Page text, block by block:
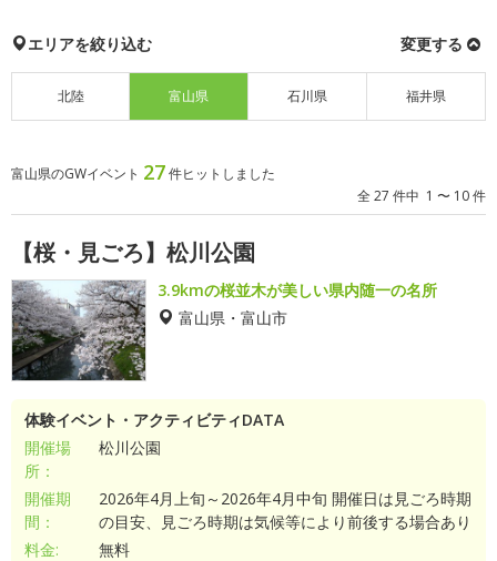
エリアを絞り込む 変更する
北陸 富山県 石川県 福井県
富山県のGWイベント 27件ヒットしました
全 27 件中 1 〜 10 件
【桜・見ごろ】松川公園
3.9kmの桜並木が美しい県内随一の名所
富山県・富山市
体験イベント・アクティビティDATA
開催場
所：
松川公園
開催期
間：
2026年4月上旬～2026年4月中旬 開催日は見ごろ時期
の目安、見ごろ時期は気候等により前後する場合あり
料金:
無料